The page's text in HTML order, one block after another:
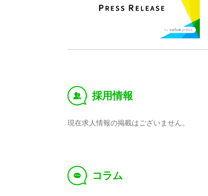
‰ 採用情報
現在求人情報の掲載はございません。
f コラム